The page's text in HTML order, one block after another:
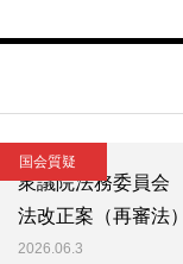
国会質疑
衆議院法務委員
法改正案（再審法
2026.06.3